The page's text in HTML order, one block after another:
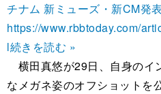
チナム 新ミューズ・新CM発
https://www.rbbtoday.com/
l続きを読む »
横田真悠が29日、自身のイ
なメガネ姿のオフショットを